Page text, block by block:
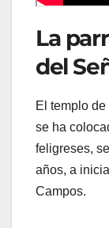
La
del
El templo
se ha
feligreses,
años, a
Campos.